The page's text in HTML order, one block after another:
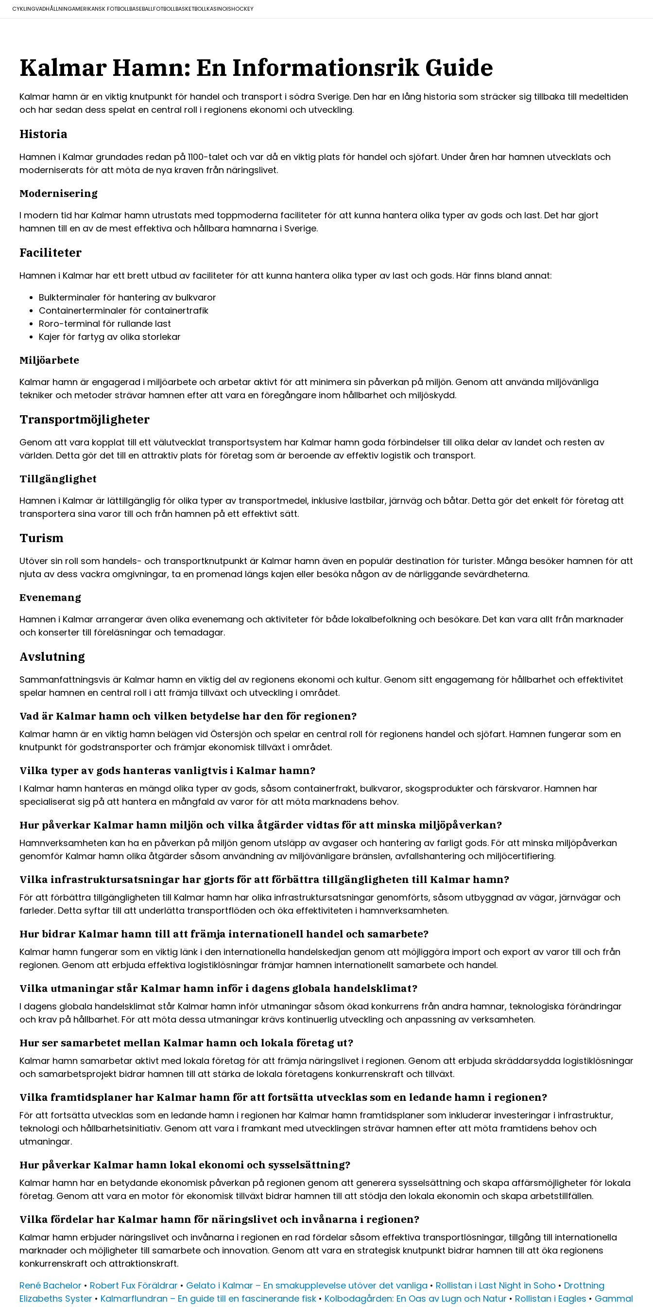
CYKLINGVADHÅLLNINGAMERIKANSK FOTBOLLBASEBALLFOTBOLLBASKETBOLLKASINOISHOCKEY
Kalmar Hamn: En Informationsrik Guide
Kalmar hamn är en viktig knutpunkt för handel och transport i södra Sverige. Den har en lång historia som sträcker sig tillbaka till medeltiden
och har sedan dess spelat en central roll i regionens ekonomi och utveckling.
Historia
Hamnen i Kalmar grundades redan på 1100-talet och var då en viktig plats för handel och sjöfart. Under åren har hamnen utvecklats och
moderniserats för att möta de nya kraven från näringslivet.
Modernisering
I modern tid har Kalmar hamn utrustats med toppmoderna faciliteter för att kunna hantera olika typer av gods och last. Det har gjort
hamnen till en av de mest effektiva och hållbara hamnarna i Sverige.
Faciliteter
Hamnen i Kalmar har ett brett utbud av faciliteter för att kunna hantera olika typer av last och gods. Här finns bland annat:
Bulkterminaler för hantering av bulkvaror
Containerterminaler för containertrafik
Roro-terminal för rullande last
Kajer för fartyg av olika storlekar
Miljöarbete
Kalmar hamn är engagerad i miljöarbete och arbetar aktivt för att minimera sin påverkan på miljön. Genom att använda miljövänliga
tekniker och metoder strävar hamnen efter att vara en föregångare inom hållbarhet och miljöskydd.
Transportmöjligheter
Genom att vara kopplat till ett välutvecklat transportsystem har Kalmar hamn goda förbindelser till olika delar av landet och resten av
världen. Detta gör det till en attraktiv plats för företag som är beroende av effektiv logistik och transport.
Tillgänglighet
Hamnen i Kalmar är lättillgänglig för olika typer av transportmedel, inklusive lastbilar, järnväg och båtar. Detta gör det enkelt för företag att
transportera sina varor till och från hamnen på ett effektivt sätt.
Turism
Utöver sin roll som handels- och transportknutpunkt är Kalmar hamn även en populär destination för turister. Många besöker hamnen för att
njuta av dess vackra omgivningar, ta en promenad längs kajen eller besöka någon av de närliggande sevärdheterna.
Evenemang
Hamnen i Kalmar arrangerar även olika evenemang och aktiviteter för både lokalbefolkning och besökare. Det kan vara allt från marknader
och konserter till föreläsningar och temadagar.
Avslutning
Sammanfattningsvis är Kalmar hamn en viktig del av regionens ekonomi och kultur. Genom sitt engagemang för hållbarhet och effektivitet
spelar hamnen en central roll i att främja tillväxt och utveckling i området.
Vad är Kalmar hamn och vilken betydelse har den för regionen?
Kalmar hamn är en viktig hamn belägen vid Östersjön och spelar en central roll för regionens handel och sjöfart. Hamnen fungerar som en
knutpunkt för godstransporter och främjar ekonomisk tillväxt i området.
Vilka typer av gods hanteras vanligtvis i Kalmar hamn?
I Kalmar hamn hanteras en mängd olika typer av gods, såsom containerfrakt, bulkvaror, skogsprodukter och färskvaror. Hamnen har
specialiserat sig på att hantera en mångfald av varor för att möta marknadens behov.
Hur påverkar Kalmar hamn miljön och vilka åtgärder vidtas för att minska miljöpåverkan?
Hamnverksamheten kan ha en påverkan på miljön genom utsläpp av avgaser och hantering av farligt gods. För att minska miljöpåverkan
genomför Kalmar hamn olika åtgärder såsom användning av miljövänligare bränslen, avfallshantering och miljöcertifiering.
Vilka infrastruktursatsningar har gjorts för att förbättra tillgängligheten till Kalmar hamn?
För att förbättra tillgängligheten till Kalmar hamn har olika infrastruktursatsningar genomförts, såsom utbyggnad av vägar, järnvägar och
farleder. Detta syftar till att underlätta transportflöden och öka effektiviteten i hamnverksamheten.
Hur bidrar Kalmar hamn till att främja internationell handel och samarbete?
Kalmar hamn fungerar som en viktig länk i den internationella handelskedjan genom att möjliggöra import och export av varor till och från
regionen. Genom att erbjuda effektiva logistiklösningar främjar hamnen internationellt samarbete och handel.
Vilka utmaningar står Kalmar hamn inför i dagens globala handelsklimat?
I dagens globala handelsklimat står Kalmar hamn inför utmaningar såsom ökad konkurrens från andra hamnar, teknologiska förändringar
och krav på hållbarhet. För att möta dessa utmaningar krävs kontinuerlig utveckling och anpassning av verksamheten.
Hur ser samarbetet mellan Kalmar hamn och lokala företag ut?
Kalmar hamn samarbetar aktivt med lokala företag för att främja näringslivet i regionen. Genom att erbjuda skräddarsydda logistiklösningar
och samarbetsprojekt bidrar hamnen till att stärka de lokala företagens konkurrenskraft och tillväxt.
Vilka framtidsplaner har Kalmar hamn för att fortsätta utvecklas som en ledande hamn i regionen?
För att fortsätta utvecklas som en ledande hamn i regionen har Kalmar hamn framtidsplaner som inkluderar investeringar i infrastruktur,
teknologi och hållbarhetsinitiativ. Genom att vara i framkant med utvecklingen strävar hamnen efter att möta framtidens behov och
utmaningar.
Hur påverkar Kalmar hamn lokal ekonomi och sysselsättning?
Kalmar hamn har en betydande ekonomisk påverkan på regionen genom att generera sysselsättning och skapa affärsmöjligheter för lokala
företag. Genom att vara en motor för ekonomisk tillväxt bidrar hamnen till att stödja den lokala ekonomin och skapa arbetstillfällen.
Vilka fördelar har Kalmar hamn för näringslivet och invånarna i regionen?
Kalmar hamn erbjuder näringslivet och invånarna i regionen en rad fördelar såsom effektiva transportlösningar, tillgång till internationella
marknader och möjligheter till samarbete och innovation. Genom att vara en strategisk knutpunkt bidrar hamnen till att öka regionens
konkurrenskraft och attraktionskraft.
René Bachelor • Robert Fux Föräldrar • Gelato i Kalmar – En smakupplevelse utöver det vanliga • Rollistan i Last Night in Soho • Drottning
Elizabeths Syster • Kalmarflundran – En guide till en fascinerande fisk • Kolbodagården: En Oas av Lugn och Natur • Rollistan i Eagles • Gammal